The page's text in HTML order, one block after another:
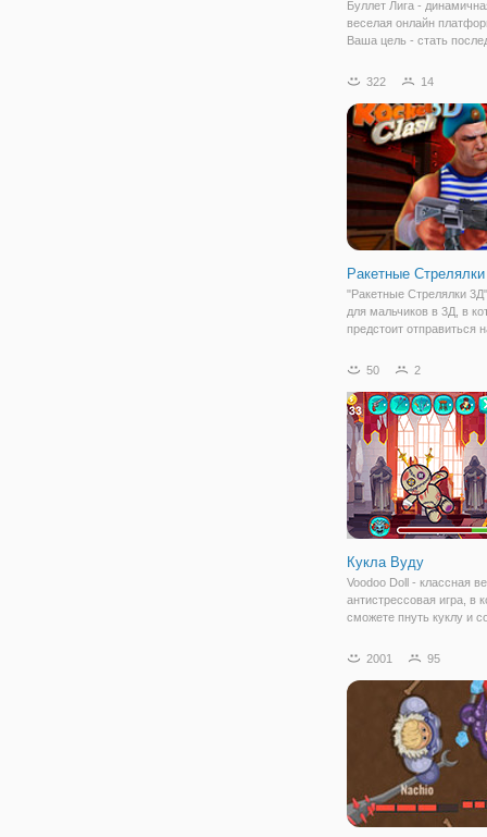
Буллет Лига -
веселая онлайн
Ваша цель - стать
будете играть за
персонажа, с оружием в
Ему
322 14
Ракетные
"Ракетные Стрелялки
для мальчиков в 3Д, в
предстоит отправиться
Действия
персонажем будет
Кроме него, здесь
50 2
Кукла Вуду
Voodoo Doll - классная
антистрессовая игра, в
сможете пнуть куклу и
магазина. Вы можете
использовать его против
марионетки. Играйте
2001 95